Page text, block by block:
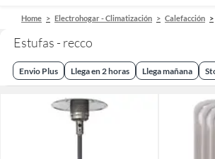
Home Electrohogar - Climatización Calefacción
Estufas - recco
Envio Plus Llega en 2 horas Llega mañana